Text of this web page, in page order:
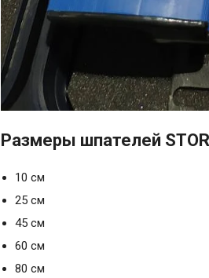
Размеры шпателей
10 см
25 см
45 см
60 см
80 см